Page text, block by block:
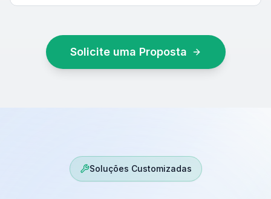
Solicite uma Proposta
Soluções Customizadas